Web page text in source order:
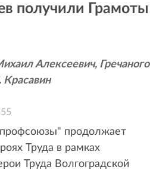
получили Грамоты
Алексеевич, Гречаного
Красавин
профсоюзы" продолжает
Труда в рамках
Труда Волгоградской